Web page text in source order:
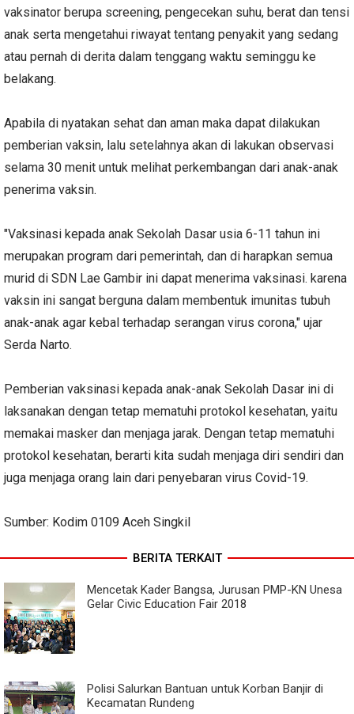
vaksinator berupa screening, pengecekan suhu, berat dan tensi
anak serta mengetahui riwayat tentang penyakit yang sedang
atau pernah di derita dalam tenggang waktu seminggu ke
belakang.
Apabila di nyatakan sehat dan aman maka dapat dilakukan
pemberian vaksin, lalu setelahnya akan di lakukan observasi
selama 30 menit untuk melihat perkembangan dari anak-anak
penerima vaksin.
"Vaksinasi kepada anak Sekolah Dasar usia 6-11 tahun ini
merupakan program dari pemerintah, dan di harapkan semua
murid di SDN Lae Gambir ini dapat menerima vaksinasi. karena
vaksin ini sangat berguna dalam membentuk imunitas tubuh
anak-anak agar kebal terhadap serangan virus corona," ujar
Serda Narto.
Pemberian vaksinasi kepada anak-anak Sekolah Dasar ini di
laksanakan dengan tetap mematuhi protokol kesehatan, yaitu
memakai masker dan menjaga jarak. Dengan tetap mematuhi
protokol kesehatan, berarti kita sudah menjaga diri sendiri dan
juga menjaga orang lain dari penyebaran virus Covid-19.
Sumber: Kodim 0109 Aceh Singkil
BERITA TERKAIT
Mencetak Kader Bangsa, Jurusan PMP-KN Unesa
Gelar Civic Education Fair 2018
Polisi Salurkan Bantuan untuk Korban Banjir di
Kecamatan Rundeng